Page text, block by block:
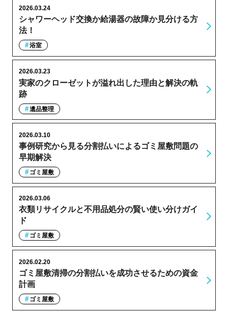
シャワーヘッド交換か給湯器の故障か見分ける方
法！
2026.03.24
浴室
実家のクローゼットが溢れ出した理由と解決の軌
跡
2026.03.23
遺品整理
事例研究から見る分割払いによるゴミ屋敷問題の
早期解決
2026.03.10
ゴミ屋敷
衣類リサイクルと不用品処分の賢い使い分けガイ
ド
2026.03.06
ゴミ屋敷
ゴミ屋敷清掃の分割払いを成功させるための資金
計画
2026.02.20
ゴミ屋敷